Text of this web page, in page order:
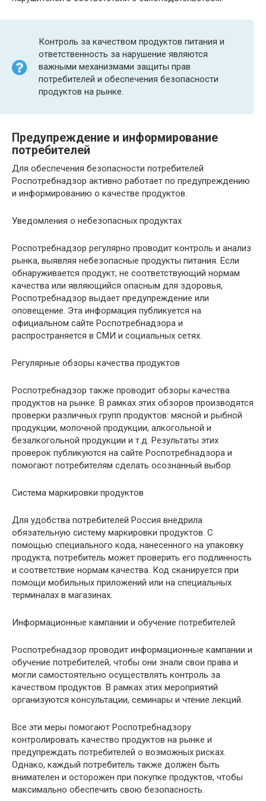
Контроль за качеством продуктов питания и
ответственность за нарушение являются
важными механизмами защиты прав
потребителей и обеспечения безопасности
продуктов на рынке.
Предупреждение и информирование
потребителей
Для обеспечения безопасности потребителей
Роспотребнадзор активно работает по предупреждению
и информированию о качестве продуктов.
Уведомления о небезопасных продуктах
Роспотребнадзор регулярно проводит контроль и анализ
рынка, выявляя небезопасные продукты питания. Если
обнаруживается продукт, не соответствующий нормам
качества или являющийся опасным для здоровья,
Роспотребнадзор выдает предупреждение или
оповещение. Эта информация публикуется на
официальном сайте Роспотребнадзора и
распространяется в СМИ и социальных сетях.
Регулярные обзоры качества продуктов
Роспотребнадзор также проводит обзоры качества
продуктов на рынке. В рамках этих обзоров производятся
проверки различных групп продуктов: мясной и рыбной
продукции, молочной продукции, алкогольной и
безалкогольной продукции и т.д. Результаты этих
проверок публикуются на сайте Роспотребнадзора и
помогают потребителям сделать осознанный выбор.
Система маркировки продуктов
Для удобства потребителей Россия внедрила
обязательную систему маркировки продуктов. С
помощью специального кода, нанесенного на упаковку
продукта, потребитель может проверить его подлинность
и соответствие нормам качества. Код сканируется при
помощи мобильных приложений или на специальных
терминалах в магазинах.
Информационные кампании и обучение потребителей
Роспотребнадзор проводит информационные кампании и
обучение потребителей, чтобы они знали свои права и
могли самостоятельно осуществлять контроль за
качеством продуктов. В рамках этих мероприятий
организуются консультации, семинары и чтение лекций.
Все эти меры помогают Роспотребнадзору
контролировать качество продуктов на рынке и
предупреждать потребителей о возможных рисках.
Однако, каждый потребитель также должен быть
внимателен и осторожен при покупке продуктов, чтобы
максимально обеспечить свою безопасность.